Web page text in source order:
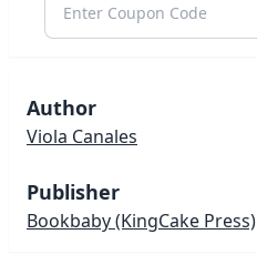
Author
Viola Canales
Publisher
Bookbaby(KingCake Press)